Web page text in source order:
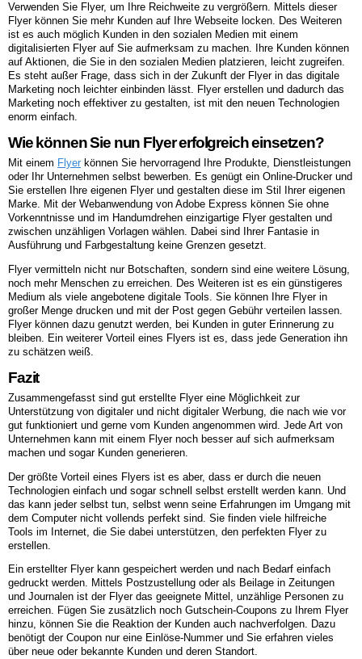
Verwenden Sie Flyer, um Ihre Reichweite zu vergrößern. Mittels dieser
Flyer können Sie mehr Kunden auf Ihre Webseite locken. Des Weiteren
ist es auch möglich Kunden in den sozialen Medien mit einem
digitalisierten Flyer auf Sie aufmerksam zu machen. Ihre Kunden können
auf Aktionen, die Sie in den sozialen Medien platzieren, leicht zugreifen.
Es steht außer Frage, dass sich in der Zukunft der Flyer in das digitale
Marketing noch leichter einbinden lässt. Flyer erstellen und dadurch das
Marketing noch effektiver zu gestalten, ist mit den neuen Technologien
enorm einfach.
Wie können Sie nun Flyer erfolgreich einsetzen?
Mit einem Flyer können Sie hervorragend Ihre Produkte, Dienstleistungen
oder Ihr Unternehmen selbst bewerben. Es genügt ein Online-Drucker und
Sie erstellen Ihre eigenen Flyer und gestalten diese im Stil Ihrer eigenen
Marke. Mit der Webanwendung von Adobe Express können Sie ohne
Vorkenntnisse und im Handumdrehen einzigartige Flyer gestalten und
zwischen unzähligen Vorlagen wählen. Dabei sind Ihrer Fantasie in
Ausführung und Farbgestaltung keine Grenzen gesetzt.
Flyer vermitteln nicht nur Botschaften, sondern sind eine weitere Lösung,
noch mehr Menschen zu erreichen. Des Weiteren ist es ein günstigeres
Medium als viele angebotene digitale Tools. Sie können Ihre Flyer in
großer Menge drucken und mit der Post gegen Gebühr verteilen lassen.
Flyer können dazu genutzt werden, bei Kunden in guter Erinnerung zu
bleiben. Ein weiterer Vorteil eines Flyers ist es, dass jede Generation ihn
zu schätzen weiß.
Fazit
Zusammengefasst sind gut erstellte Flyer eine Möglichkeit zur
Unterstützung von digitaler und nicht digitaler Werbung, die nach wie vor
gut funktioniert und gerne vom Kunden angenommen wird. Jede Art von
Unternehmen kann mit einem Flyer noch besser auf sich aufmerksam
machen und sogar Kunden generieren.
Der größte Vorteil eines Flyers ist es aber, dass er durch die neuen
Technologien einfach und sogar schnell selbst erstellt werden kann. Und
das kann jeder selbst tun, selbst wenn seine Erfahrungen im Umgang mit
dem Computer nicht vollends perfekt sind. Sie finden viele hilfreiche
Tools im Internet, die Sie dabei unterstützen, den perfekten Flyer zu
erstellen.
Ein erstellter Flyer kann gespeichert werden und nach Bedarf einfach
gedruckt werden. Mittels Postzustellung oder als Beilage in Zeitungen
und Journalen ist der Flyer das geeignete Mittel, unzählige Personen zu
erreichen. Fügen Sie zusätzlich noch Gutschein-Coupons zu Ihrem Flyer
hinzu, können Sie die Reaktion der Kunden auch nachverfolgen. Dazu
benötigt der Coupon nur eine Einlöse-Nummer und Sie erfahren vieles
über neue oder bekannte Kunden und deren Standort.